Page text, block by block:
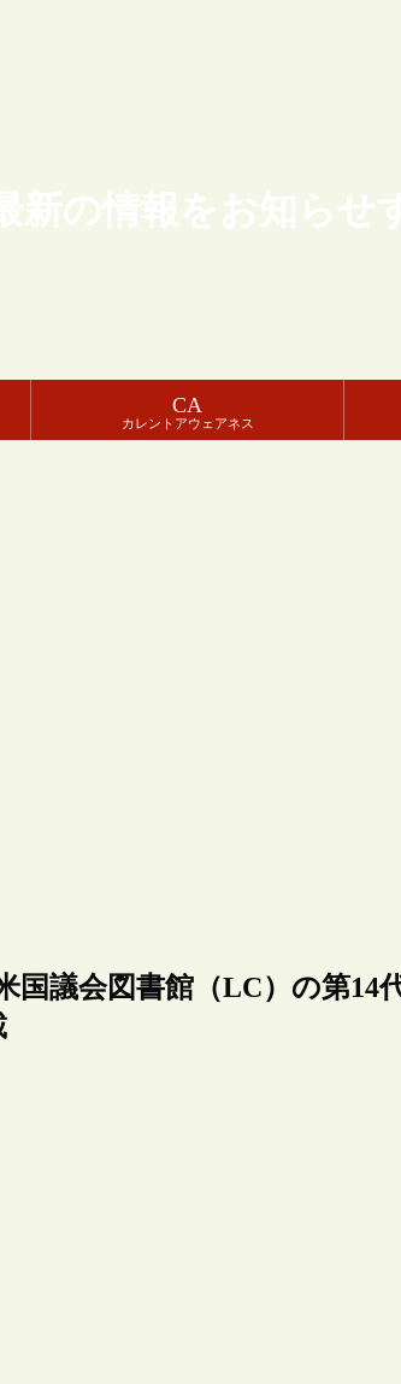
新の情報をお知ら
CA
カレントアウェアネス
国議会図書館（LC）の第14